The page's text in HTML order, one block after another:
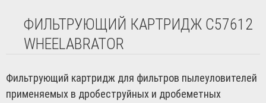
ФИЛЬТРУЮЩИЙ КАРТРИДЖ C57612
WHEELABRATOR
Фильтрующий картридж для фильтров пылеуловителей
применяемых в дробеструйных и дробеметных